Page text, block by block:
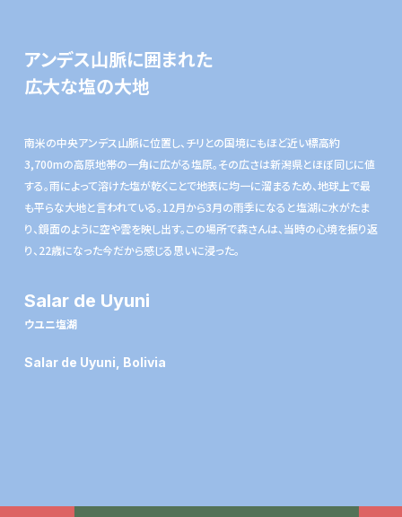
アンデス山脈に囲まれた
広大な塩の大地
南米の中央アンデス山脈に位置し、チリとの国境にもほど近い標高約
3,700mの高原地帯の一角に広がる塩原。その広さは新潟県とほぼ同じに値
する。雨によって溶けた塩が乾くことで地表に均一に溜まるため、地球上で最
も平らな大地と言われている。12月から3月の雨季になると塩湖に水がたま
り、鏡面のように空や雲を映し出す。この場所で森さんは、当時の心境を振り返
り、22歳になった今だから感じる思いに浸った。
Salar de Uyuni
ウユニ塩湖
Salar de Uyuni, Bolivia